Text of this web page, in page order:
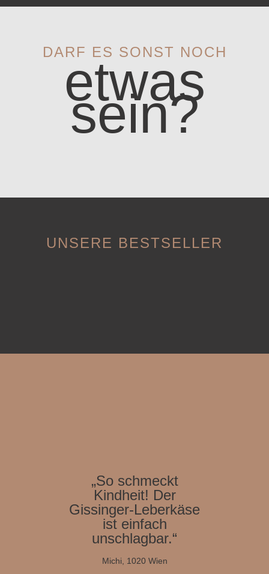
DARF ES SONST NOCH
etwas
sein?
UNSERE BESTSELLER
„So schmeckt
Kindheit! Der
Gissinger-Leberkäse
ist einfach
unschlagbar.“
Michi, 1020 Wien